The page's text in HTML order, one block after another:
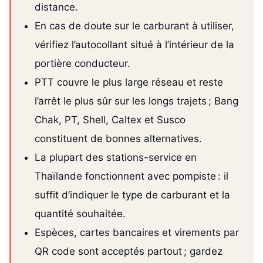
distance.
En cas de doute sur le carburant à utiliser,
vérifiez l’autocollant situé à l’intérieur de la
portière conducteur.
PTT couvre le plus large réseau et reste
l’arrêt le plus sûr sur les longs trajets ; Bang
Chak, PT, Shell, Caltex et Susco
constituent de bonnes alternatives.
La plupart des stations-service en
Thaïlande fonctionnent avec pompiste : il
suffit d’indiquer le type de carburant et la
quantité souhaitée.
Espèces, cartes bancaires et virements par
QR code sont acceptés partout ; gardez